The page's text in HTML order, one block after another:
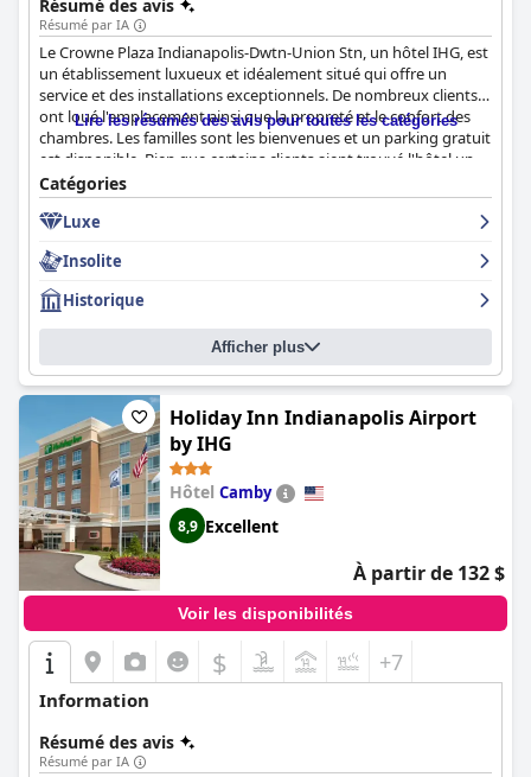
Résumé des avis
Résumé par IA
Le Crowne Plaza Indianapolis-Dwtn-Union Stn, un hôtel IHG, est
un établissement luxueux et idéalement situé qui offre un
service et des installations exceptionnels. De nombreux clients
ont loué l'emplacement ainsi que la propreté et le confort des
chambres. Les familles sont les bienvenues et un parking gratuit
est disponible. Bien que certains clients aient trouvé l'hôtel un
peu cher et qu'il y ait eu des problèmes mineurs avec les
équipements, les clients ont généralement apprécié leur séjour
et recommandent cet hôtel, en particulier pour les occasions
spéciales. Dans l'ensemble, cet hôtel est une option solide pour
ceux qui recherchent une bonne expérience au cœur du centre-
ville d'Indianapolis.
Lire les résumés des avis pour toutes les catégories
Catégories
Luxe
Insolite
Historique
Afficher plus
Holiday Inn Indianapolis Airport
by IHG
Hôtel Camby
8,9 Excellent
À partir de 132 $
Voir les disponibilités
$ +7
Information
Résumé des avis
Résumé par IA